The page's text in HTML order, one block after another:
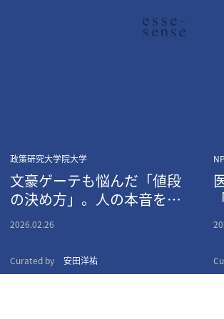
政策研究大学院大学
文豪ゲーテも悩んだ「値段
の決め方」。人の本音をあ
ぶり出す、経済学という名
2026.02.26
Curated by 安田洋祐